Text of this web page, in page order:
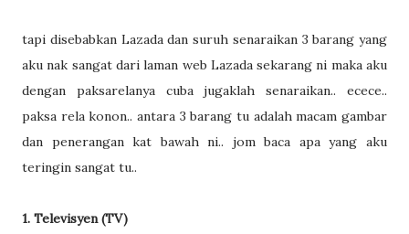
tapi disebabkan Lazada dan suruh senaraikan 3 barang yang
aku nak sangat dari laman web Lazada sekarang ni maka aku
dengan paksarelanya cuba jugaklah senaraikan.. ecece..
paksa rela konon.. antara 3 barang tu adalah macam gambar
dan penerangan kat bawah ni.. jom baca apa yang aku
teringin sangat tu..
1. Televisyen (TV)